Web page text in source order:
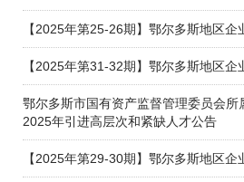
【2025年第25-26期】鄂尔多斯地区企
【2025年第31-32期】鄂尔多斯地区企
鄂尔多斯市国有资产监督管理委员会所
2025年引进高层次和紧缺人才公告
【2025年第29-30期】鄂尔多斯地区企